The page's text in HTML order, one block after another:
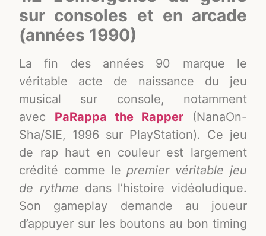
sur consoles et en arcade
(années 1990)
La fin des années 90 marque le
véritable acte de naissance du jeu
musical sur console, notamment
avec PaRappa the Rapper (NanaOn-
Sha/SIE, 1996 sur PlayStation). Ce jeu
de rap haut en couleur est largement
crédité comme le premier véritable jeu
de rythme dans l’histoire vidéoludique.
Son gameplay demande au joueur
d’appuyer sur les boutons au bon timing